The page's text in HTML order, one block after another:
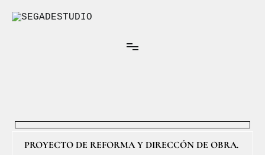
PROYECTO DE REFORMA Y DIRECCÓN DE OBRA.